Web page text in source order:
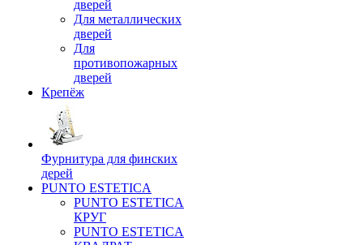
дверей
Для металлических
дверей
Для
противопожарных
дверей
Крепёж
Фурнитура для финских
дерей
PUNTO ESTETICA
PUNTO ESTETICA
КРУГ
PUNTO ESTETICA